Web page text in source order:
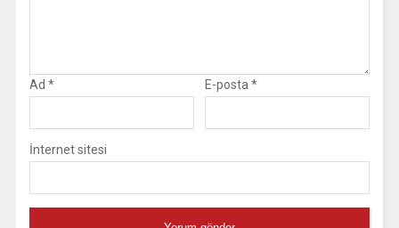
Ad * E-posta*
İnternet sitesi